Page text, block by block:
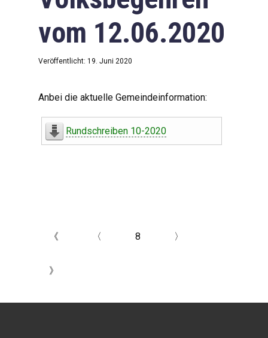
vom 12.06.2020
Veröffentlicht: 19. Juni 2020
Anbei die aktuelle Gemeindeinformation:
Rundschreiben 10-2020
《 〈 8 〉
》